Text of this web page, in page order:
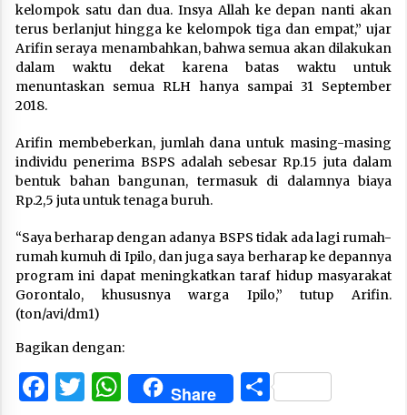
kelompok satu dan dua. Insya Allah ke depan nanti akan
terus berlanjut hingga ke kelompok tiga dan empat,” ujar
Arifin seraya menambahkan, bahwa semua akan dilakukan
dalam waktu dekat karena batas waktu untuk
menuntaskan semua RLH hanya sampai 31 September
2018.
Arifin membeberkan, jumlah dana untuk masing-masing
individu penerima BSPS adalah sebesar Rp.15 juta dalam
bentuk bahan bangunan, termasuk di dalamnya biaya
Rp.2,5 juta untuk tenaga buruh.
“Saya berharap dengan adanya BSPS tidak ada lagi rumah-
rumah kumuh di Ipilo, dan juga saya berharap ke depannya
program ini dapat meningkatkan taraf hidup masyarakat
Gorontalo, khususnya warga Ipilo,” tutup Arifin.
(ton/avi/dm1)
Bagikan dengan:
Facebook
Twitter
WhatsApp
Share Share